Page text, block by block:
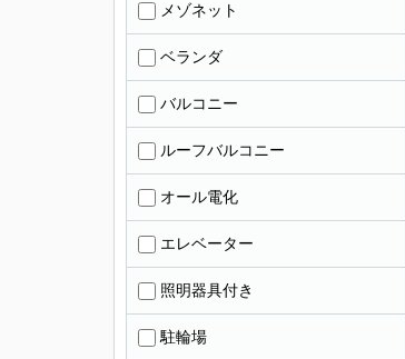
メゾネット
ベランダ
バルコニー
ルーフバルコニー
オール電化
エレベーター
照明器具付き
駐輪場